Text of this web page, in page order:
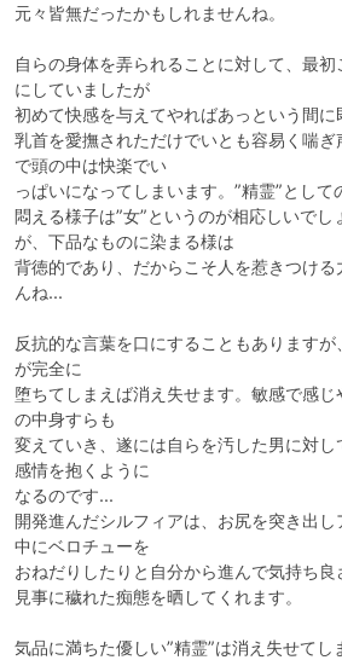
元々皆無だったかもしれませんね。
自らの身体を弄られることに対して、最
にしていましたが
初めて快感を与えてやればあっという間に
乳首を愛撫されただけでいとも容易く喘
で頭の中は快楽でい
っぱいになってしまいます。”精霊”とし
悶える様子は”女”というのが相応しいで
が、下品なものに染まる様は
背徳的であり、だからこそ人を惹きつけ
んね...
反抗的な言葉を口にすることもあります
が完全に
堕ちてしまえば消え失せます。敏感で感
の中身すらも
変えていき、遂には自らを汚した男に対
感情を抱くように
なるのです...
開発進んだシルフィアは、お尻を突き出
中にベロチューを
おねだりしたりと自分から進んで気持ち良
見事に穢れた痴態を晒してくれます。
気品に満ちた優しい”精霊”は消え失せてし